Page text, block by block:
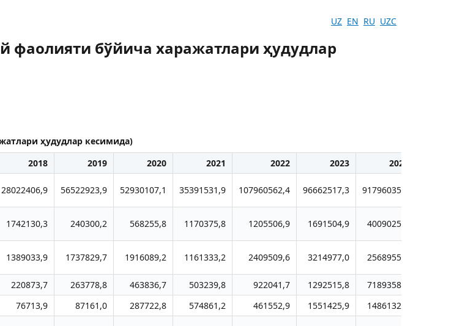
UZ EN RU UZC
фаолияти бўйича харажатлари ҳудудлар
ҳудудлар кесимида)
2018 2019 2020 2021 2022 2023
2024
28022406,9 56522923,9 52930107,1 35391531,9 107960562,4 96662517,3 91796035,4
1742130,3 240300,2 568255,8 1170375,8 1205506,9 1691504,9 4009025,8
1389033,9 1737829,7 1916089,2 1161333,2 2409509,6 3214977,0 2568955,1
220873,7 263778,8 463836,7 503239,8 922041,7 1292515,8
7189358,8
76713,9 87161,0 287722,8 574861,2 461552,9 1551425,9
1486132,6